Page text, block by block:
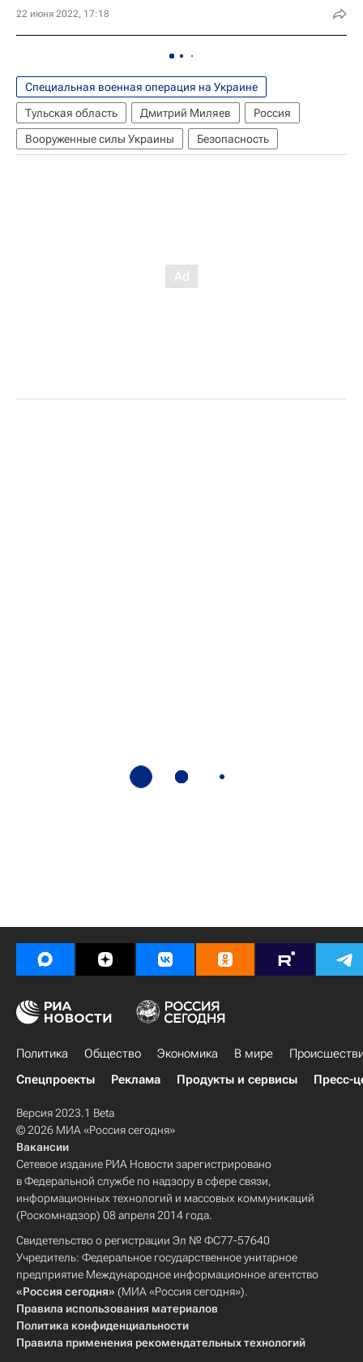
22 июня 2022, 17:18
Специальная военная операция на Украине
Тульская область
Дмитрий Миляев
Россия
Вооруженные силы Украины
Безопасность
Политика Общество Экономика В мире
Спецпроекты
Реклама Продукты и сервисы Пресс-
Версия 2023.1 Beta
© 2026 МИА «Россия сегодня»
Вакансии
Сетевое издание РИА Новости зарегистрировано
в Федеральной службе по надзору в сфере связи,
информационных технологий и массовых коммуникаций
(Роскомнадзор) 08 апреля 2014 года.
Свидетельство о регистрации Эл № ФС77-57640
Учредитель: Федеральное государственное унитарное
предприятие Международное информационное агентство
«Россия сегодня» (МИА «Россия сегодня»).
Правила использования материалов
Политика конфиденциальности
Правила применения рекомендательных технологий